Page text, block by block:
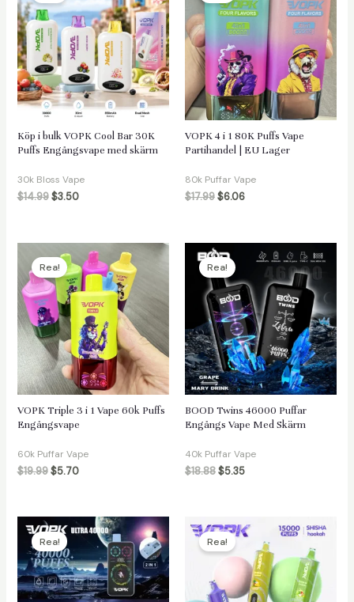
Köp i bulk VOPK Cool Bar 30K
Puffs Engångsvape med skärm
30k Bloss Vape
$14.99 $3.50
VOPK 4 i 1 80K Puffs Vape
Partihandel | EU Lager
80k Puffar Vape
$17.99$6.06
Rea!
VOPK Triple 3 i 1 Vape 60k Puffs
Engångsvape
60k Puffar Vape
$19.99 $5.70
Rea!
BOOD Twins 46000 Puffar
Engångs Vape Med Skärm
40k Puffar Vape
$18.88$5.35
Rea! Rea!